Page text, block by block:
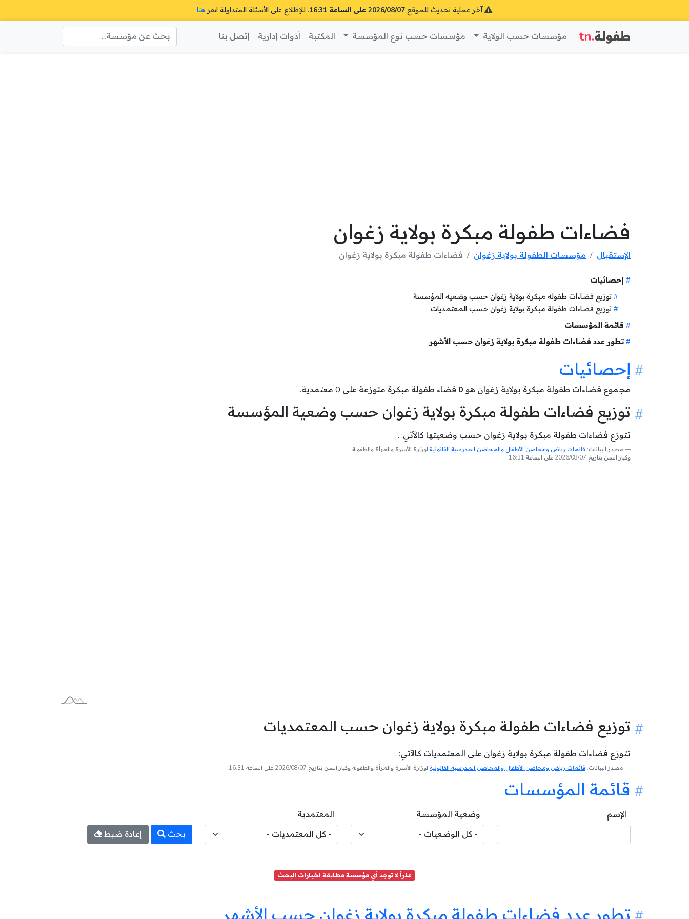
آخر عملية تحديث للموقع 2026/08/07 على الساعة 16:31 . للإطلاع على الأسئلة المتداولة انقر هنا
طفولة.tn مؤسسات حسب الولاية مؤسسات حسب نوع المؤسسة المكتبة أدوات إدارية إتصل بنا
فضاءات طفولة مبكرة بولاية زغوان
الإستقبال مؤسسات الطفولة بولاية زغوان فضاءات طفولة مبكرة بولاية زغوان
إحصائيات
توزيع فضاءات طفولة مبكرة بولاية زغوان حسب وضعية المؤسسة
توزيع فضاءات طفولة مبكرة بولاية زغوان حسب المعتمديات
قائمة المؤسسات
تطور عدد فضاءات طفولة مبكرة بولاية زغوان حسب الأشهر
إحصائيات
مجموع فضاءات طفولة مبكرة بولاية زغوان هو 0 فضاء طفولة مبكرة متوزعة على 0 معتمدية.
توزيع فضاءات طفولة مبكرة بولاية زغوان حسب وضعية المؤسسة
تتوزع فضاءات طفولة مبكرة بولاية زغوان حسب وضعيتها كالآتي: .
مصدر البيانات: قائمات رياض ومحاضن الأطفال والمحاضن المدرسية القانونية لوزارة الأسرة والمرأة والطفولة
وكبار السن بتاريخ 2026/08/07 على الساعة 16:31
توزيع فضاءات طفولة مبكرة بولاية زغوان حسب المعتمديات
تتوزع فضاءات طفولة مبكرة بولاية زغوان على المعتمديات كالآتي: .
مصدر البيانات: قائمات رياض ومحاضن الأطفال والمحاضن المدرسية القانونية لوزارة الأسرة والمرأة والطفولة وكبار السن بتاريخ 2026/08/07 على الساعة 16:31
قائمة المؤسسات
الإسم وضعية المؤسسة
المعتمدية
بحث
إعادة ضبط
عذراً لا توجد أي مؤسسة مطابقة لخيارات البحث